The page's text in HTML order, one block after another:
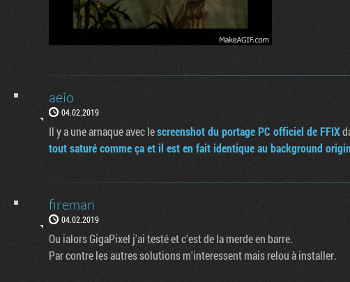
aeio
04.02.2019
Il y a une arnaque avec lescreenshot du portage PC officiel de FFIX
tout saturé comme ça et il est en fait identique au background
fireman
04.02.2019
Ou ialors GigaPixel j'ai testé et c'est de la merde en barre.
Par contre les autres solutions m'interessent mais relou à installer.